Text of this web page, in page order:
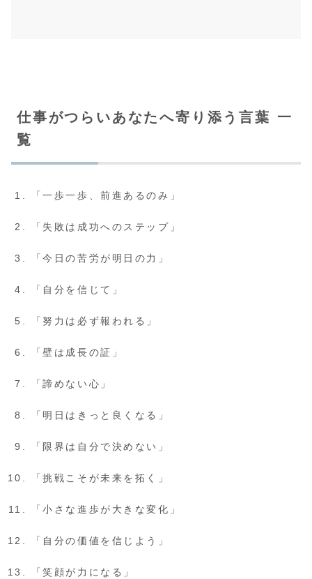
仕事がつらいあなたへ寄り添う言葉 一
覧
「一歩一歩、前進あるのみ」
「失敗は成功へのステップ」
「今日の苦労が明日の力」
「自分を信じて」
「努力は必ず報われる」
「壁は成長の証」
「諦めない心」
「明日はきっと良くなる」
「限界は自分で決めない」
「挑戦こそが未来を拓く」
「小さな進歩が大きな変化」
「自分の価値を信じよう」
「笑顔が力になる」